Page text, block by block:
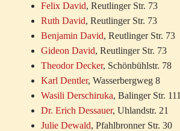
Felix David, Reutlinger Str. 73
Ruth David, Reutlinger Str. 73
Benjamin David, Reutlinger Str. 73
Gideon David, Reutlinger Str. 73
Theodor Decker, Schönbühlstr. 78
Karl Dentler, Wasserbergweg 8
Wasili Derschiruka, Balinger Str. 111
Dr. Erich Dessauer, Uhlandstr. 21
Julie Dewald, Pfahlbronner Str. 30